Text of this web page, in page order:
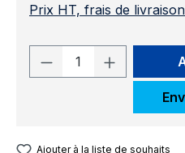
Prix HT, frais de
Quantité de
Ajouter à la liste de souhaits